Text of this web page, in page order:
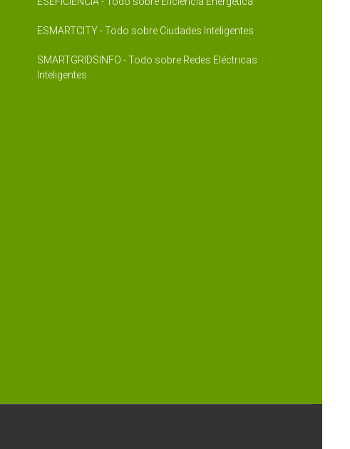
ESMARTCITY - Todo sobre Ciudades Inteligentes
SMARTGRIDSINFO - Todo sobre Redes Eléctricas
Inteligentes